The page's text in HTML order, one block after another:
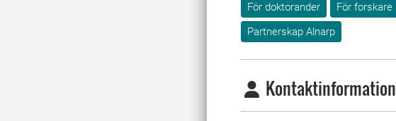
För doktorander För forskare
Partnerskap Alnarp
Kontaktinformation